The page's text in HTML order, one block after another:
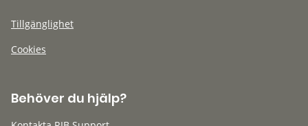
Tillgänglighet
Cookies
Behöver du hjälp?